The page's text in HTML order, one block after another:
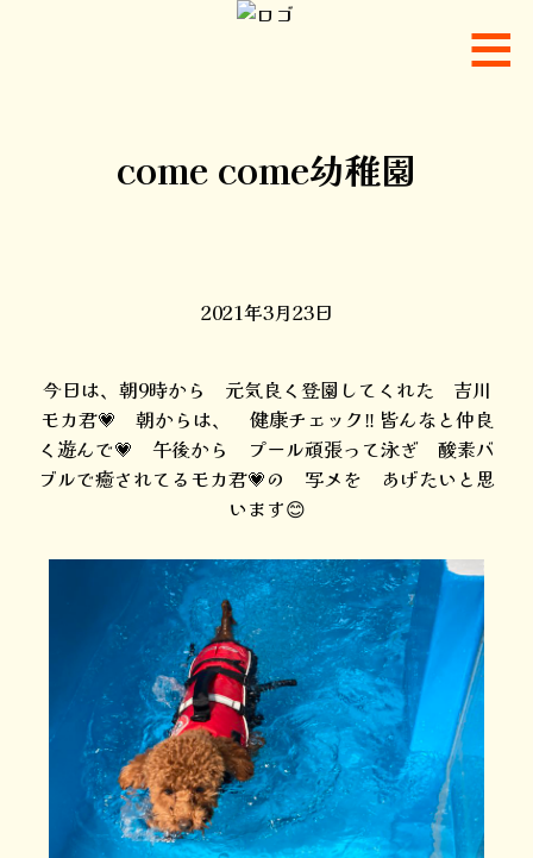
come come幼稚園
2021年3月23日
今日は、朝9時から 元気良く登園してくれた 吉川
モカ君💗 朝からは、 健康チェック‼️ 皆んなと仲良
く遊んで💗 午後から プール頑張って泳ぎ 酸素バ
ブルで癒されてるモカ君💗の 写メを あげたいと思
います😊